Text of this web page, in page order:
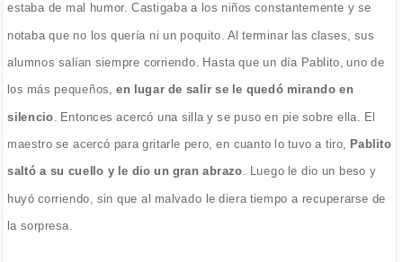
estaba de mal humor. Castigaba a los niños constantemente y se
notaba que no los quería ni un poquito. Al terminar las clases, sus
alumnos salían siempre corriendo. Hasta que un día Pablito, uno de
los más pequeños, en lugar de salir se le quedó mirando en
silencio . Entonces acercó una silla y se puso en pie sobre ella. El
maestro se acercó para gritarle pero, en cuanto lo tuvo a tiro, Pablito
saltó a su cuello y le dio un gran abrazo. Luego le dio un beso y
huyó corriendo, sin que al malvado le diera tiempo a recuperarse de
la sorpresa.